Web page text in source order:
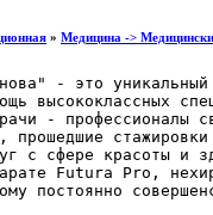
» Медицина ->
- это
высококлассных
- профессионалы
прошедшие
с сфере красоты и
Futura Pro,
постоянно